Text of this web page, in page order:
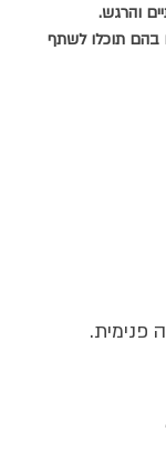
והרגש.
בהם תוכלו לשתף